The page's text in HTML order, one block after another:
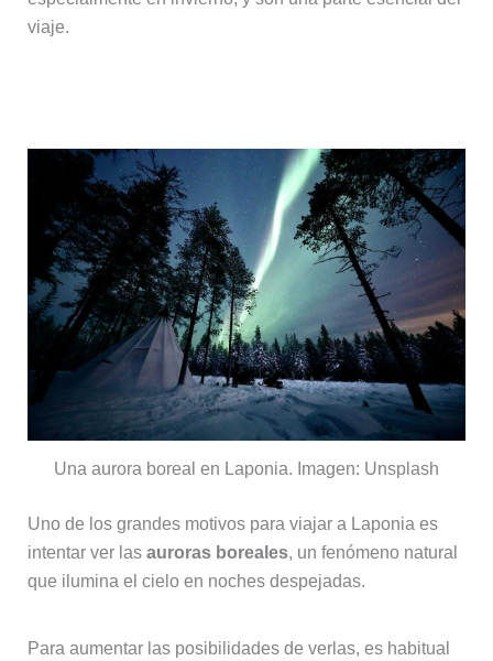
viaje.
Una aurora boreal en Laponia. Imagen: Unsplash
Uno de los grandes motivos para viajar a Laponia es
intentar ver las auroras boreales, un fenómeno natural
que ilumina el cielo en noches despejadas.
Para aumentar las posibilidades de verlas, es habitual